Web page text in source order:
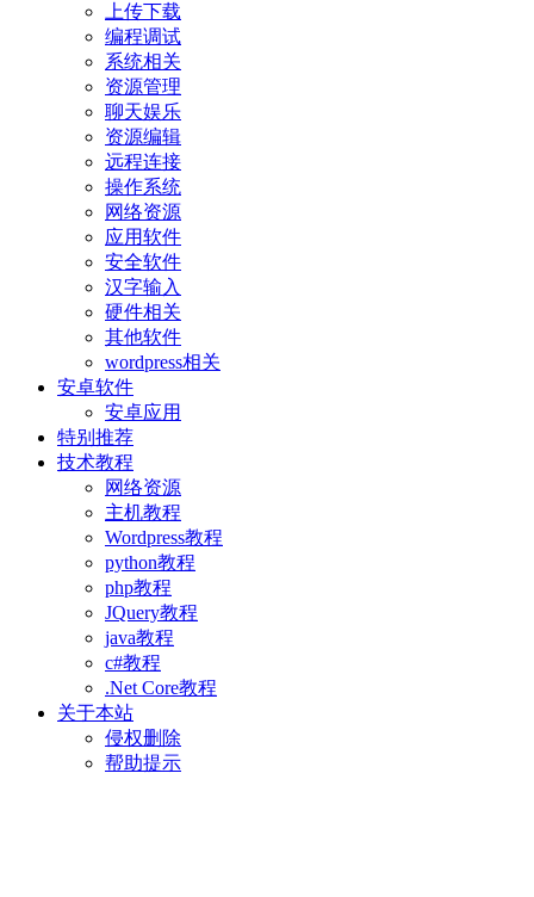
上传下载
编程调试
系统相关
资源管理
聊天娱乐
资源编辑
远程连接
操作系统
网络资源
应用软件
安全软件
汉字输入
硬件相关
其他软件
wordpress相关
安卓软件
安卓应用
特别推荐
技术教程
网络资源
主机教程
Wordpress教程
python教程
php教程
JQuery教程
java教程
c#教程
.Net Core教程
关于本站
侵权删除
帮助提示